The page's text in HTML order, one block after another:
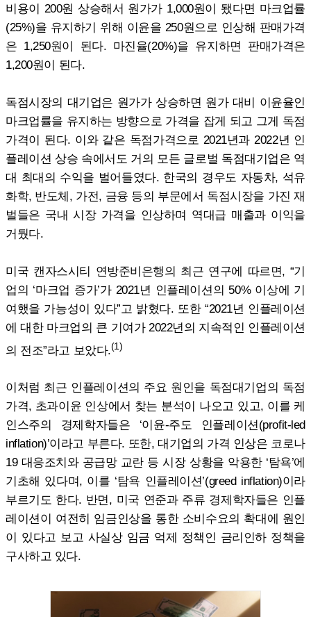
비용이 200원 상승해서 원가가 1,000원이 됐다면 마크업률
(25%)을 유지하기 위해 이윤을 250원으로 인상해 판매가격
은 1,250원이 된다. 마진율(20%)을 유지하면 판매가격은
1,200원이 된다.
독점시장의 대기업은 원가가 상승하면 원가 대비 이윤율인
마크업률을 유지하는 방향으로 가격을 잡게 되고 그게 독점
가격이 된다. 이와 같은 독점가격으로 2021년과 2022년 인
플레이션 상승 속에서도 거의 모든 글로벌 독점대기업은 역
대 최대의 수익을 벌어들였다. 한국의 경우도 자동차, 석유
화학, 반도체, 가전, 금융 등의 부문에서 독점시장을 가진 재
벌들은 국내 시장 가격을 인상하며 역대급 매출과 이익을
거뒀다.
미국 캔자스시티 연방준비은행의 최근 연구에 따르면, “기
업의 ‘마크업 증가’가 2021년 인플레이션의 50% 이상에 기
여했을 가능성이 있다”고 밝혔다. 또한 “2021년 인플레이션
에 대한 마크업의 큰 기여가 2022년의 지속적인 인플레이션
의 전조”라고 보았다.(1)
이처럼 최근 인플레이션의 주요 원인을 독점대기업의 독점
가격, 초과이윤 인상에서 찾는 분석이 나오고 있고, 이를 케
인스주의 경제학자들은 ‘이윤-주도 인플레이션(profit-led
inflation)’이라고 부른다. 또한, 대기업의 가격 인상은 코로나
19 대응조치와 공급망 교란 등 시장 상황을 악용한 ‘탐욕’에
기초해 있다며, 이를 ‘탐욕 인플레이션’(greed inflation)이라
부르기도 한다. 반면, 미국 연준과 주류 경제학자들은 인플
레이션이 여전히 임금인상을 통한 소비수요의 확대에 원인
이 있다고 보고 사실상 임금 억제 정책인 금리인하 정책을
구사하고 있다.